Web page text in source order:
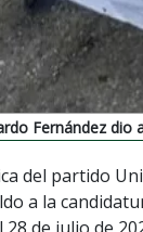
Fernández dio
del partido
a la